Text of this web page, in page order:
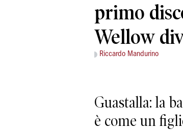
primo
Wellow
Riccardo Mandurino
Guastalla: la
è come un